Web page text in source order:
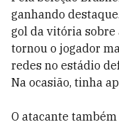
ganhando
gol da vitória sobre
tornou o jogador
redes no estádio
Na ocasião, tinha
O atacante